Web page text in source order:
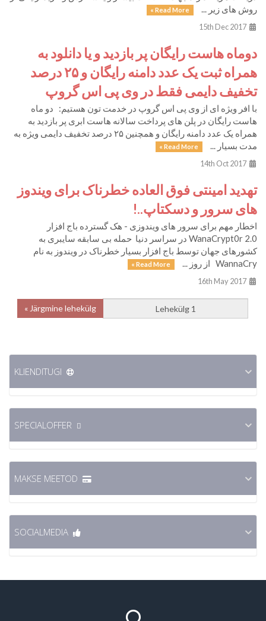
روش های زیر ...
Read More »
دوماه هاست رایگان پر بازدید و یا دانلود به
همراه ثبت یک عدد دامنه رایگان و ۲۵ درصد
تخفیف دایمی فقط در وی پی اس گروپ
با افر ویژه ای از وی پی اس گروپ در خدمت تون هستیم: دو ماه
هاست رایگان در پلن های پرداخت سالانه هاست ابری پر بازدید به
همراه یک عدد دامنه رایگان و همچنین ۲۵ درصد تخفیف دایمی ویژه به
مدت بسیار ...
Read More »
تهدید امینتی فوق العاده خطرناک برای ویندوز
های سرور و دسکتاپ..!
اخطار مهم برای سرور های ویندوزی - هک گسترده باج افزار
WanaCrypt0r 2.0 در سراسر دنیا‎​ حمله بی سابقه سایبری به
کشورهای جهان توسط باج افزار بسیار خطرناک در ویندوز به نام
WannaCry از روز ...
Read More »
Järgmine lehekülg »